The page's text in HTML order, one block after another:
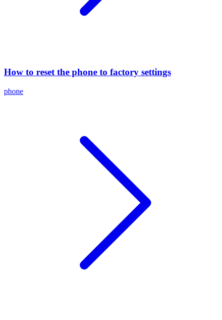
How to reset the phone to factory settings
phone